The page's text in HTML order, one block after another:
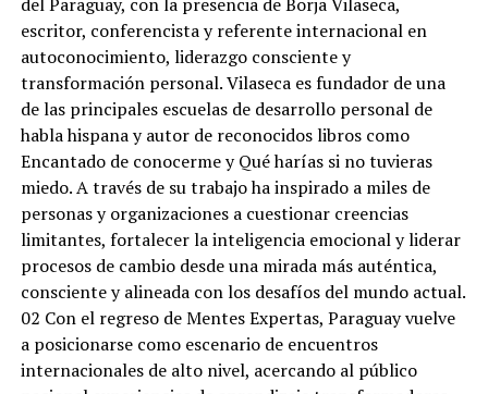
del Paraguay, con la presencia de Borja Vilaseca,
escritor, conferencista y referente internacional en
autoconocimiento, liderazgo consciente y
transformación personal. Vilaseca es fundador de una
de las principales escuelas de desarrollo personal de
habla hispana y autor de reconocidos libros como
Encantado de conocerme y Qué harías si no tuvieras
miedo. A través de su trabajo ha inspirado a miles de
personas y organizaciones a cuestionar creencias
limitantes, fortalecer la inteligencia emocional y liderar
procesos de cambio desde una mirada más auténtica,
consciente y alineada con los desafíos del mundo actual.
02 Con el regreso de Mentes Expertas, Paraguay vuelve
a posicionarse como escenario de encuentros
internacionales de alto nivel, acercando al público